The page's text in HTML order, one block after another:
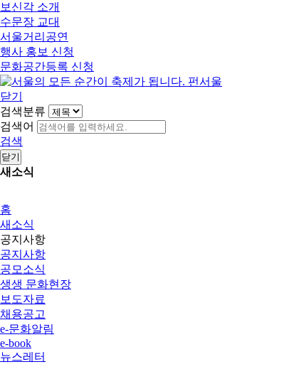
보신각 소개
수문장 교대
서울거리공연
행사 홍보 신청
문화공간등록 신청
닫기
검색분류
검색어
검색
닫기
새소식
홈
새소식
공지사항
공지사항
공모소식
생생 문화현장
보도자료
채용공고
e-문화알림
e-book
뉴스레터